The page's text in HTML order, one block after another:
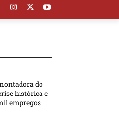
do
histórica e
empregos